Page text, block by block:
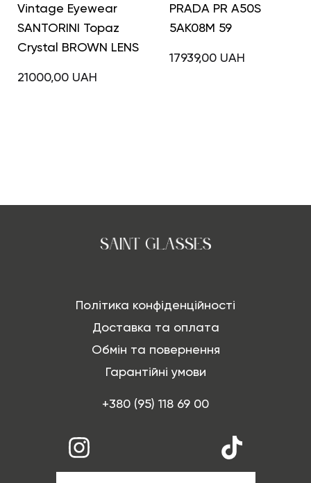
Vintage Eyewear
SANTORINI Topaz
Crystal BROWN LENS
21000,00 UAH
PRADA PR A50S
5AK08M 59
17939,00 UAH
Політика конфіденційності
Доставка та оплата
Обмін та повернення
Гарантійні умови
+380 (95) 118 69 00